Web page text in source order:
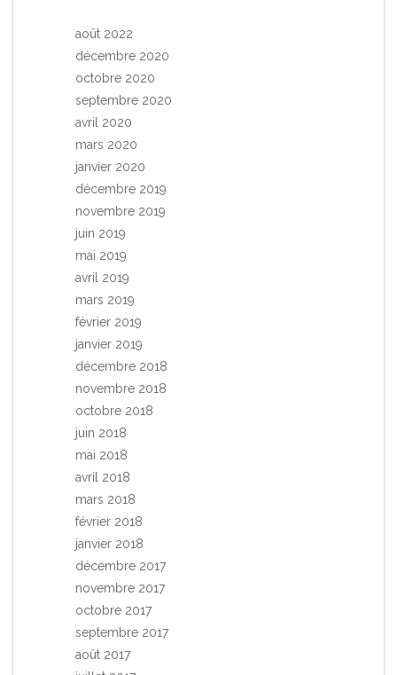
août 2022
décembre 2020
octobre 2020
septembre 2020
avril 2020
mars 2020
janvier 2020
décembre 2019
novembre 2019
juin 2019
mai 2019
avril 2019
mars 2019
février 2019
janvier 2019
décembre 2018
novembre 2018
octobre 2018
juin 2018
mai 2018
avril 2018
mars 2018
février 2018
janvier 2018
décembre 2017
novembre 2017
octobre 2017
septembre 2017
août 2017